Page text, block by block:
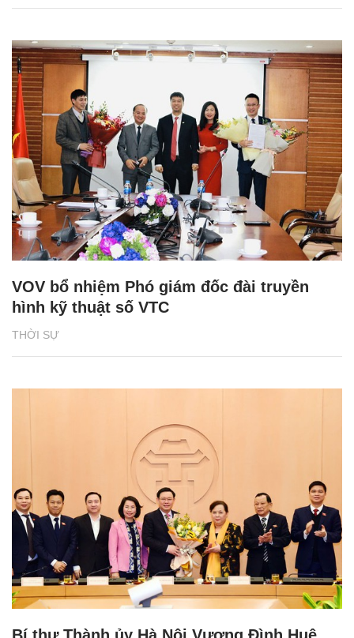
THỜI SỰ
VOV bổ nhiệm Phó giám đốc đài truyền
hình kỹ thuật số VTC
Bí thư Thành ủy Hà Nội Vương Đình Huệ